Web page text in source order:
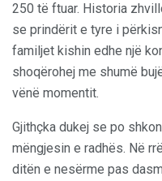
250 të ftuar. Historia
se prindërit e tyre i
familjet kishin edhe një
shoqërohej me shumë
vënë momentit.
Gjithçka dukej se po
mëngjesin e radhës. Në
ditën e nesërme pas